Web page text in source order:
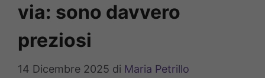
via: sono davvero
preziosi
14 Dicembre 2025 di Maria Petrillo